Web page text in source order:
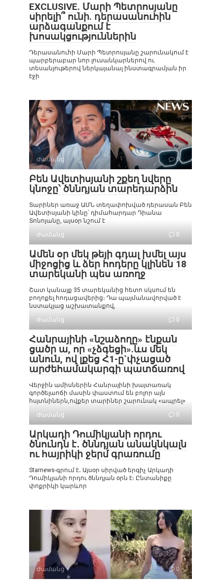
EXCLUSIVE. Մարի Պետրոսյանը
սիրելի՞ ունի. դերասանուհին
արձագանքում է
խոսակցություններին
Դերասանուհի Մարի Պետրոսյանը շարունակում է
պարբերաբար նոր լուսանկարներով ու
տեսանյութերով ներկայանալ ինստագրամյան իր
էջի
Ժամանց 0
Բեն Ավետիսյանի շքեղ նվերը
կնոջը՝ ծննդյան տարեդարձին
Տարիներ առաջ ԱՄՆ տեղափոխված դերասան Բեն
Ավետիսյանի կինը՝ դիմահարդար Դիանա
Տոնոյանը, այսօր նշում է
Ժամանց
0
Ամեն օր մեկ թեյի գդալ խմել այս
միջոցից և ձեր հոդերը կլինեն 18
տարեկանի պես առողջ
Շատ կանայք 35 տարեկանից հետո սկսում են
բողոքել հոդացավերից։ Դա պայմանավորված է
նստակյաց աշխատանքով,
Ժամանց
0
Հանրայինի «նշաձողը» էնքան
ցածր ա, որ «չձգեցի».ևս մեկ
անուն, ով լքեց Հ1-ը`փչացած
արժեհամակարգի պատճառով
Վերջին ամիսներին Հանրայինի խայտառակ
գործելաոճի մասին փաստում են բոլոր այն
հսյտնիներն,ովքեր տարիներ շարունակ «ապրել»
Ժամանց
0
Արկադի Դումիկյանի որդու
ծնունդն է․ ծննդյան անակնկալն
ու հայրիկի ջերմ գրառումը
Starnews-գրում է․ Այսօր սիրված երգիչ Արկադի
Դումիկյանի որդու ծննդյան օրն է։ Ընտանիքը
փոքրիկի կարևոր
Ժամանց 0